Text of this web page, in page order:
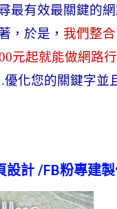
最有效最關鍵的
， 於是， 我們整
元起就能做網路
.優化您的關鍵字並
設計 /FB粉專建